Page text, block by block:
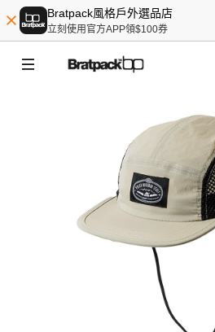
Bratpack風格戶外選品店
立刻使用官方APP領$100券